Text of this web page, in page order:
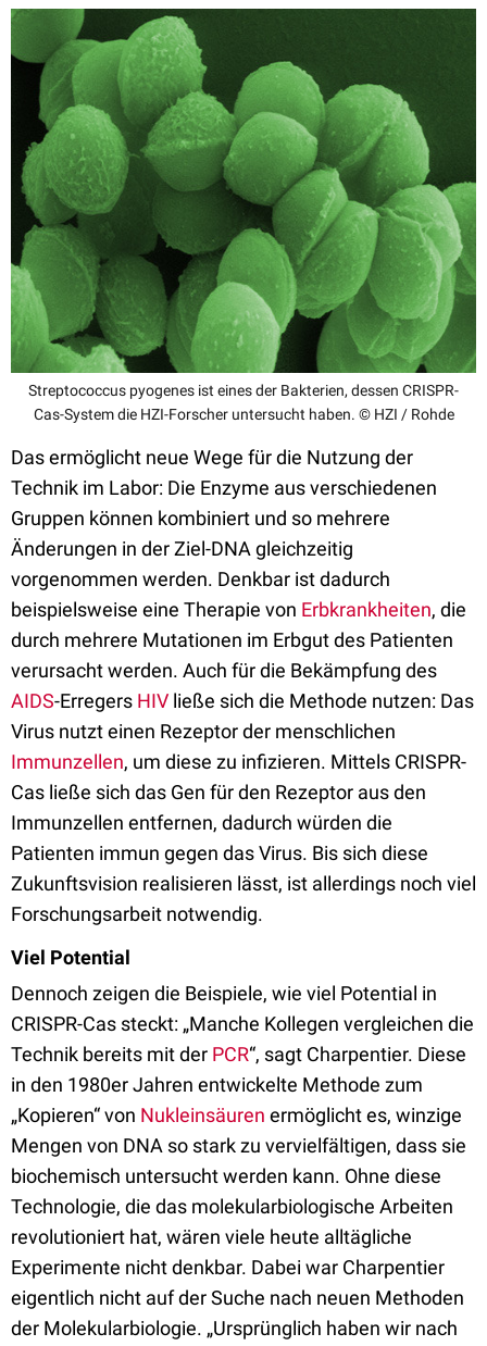
Streptococcus pyogenes ist eines der Bakterien, dessen CRISPR-
Cas-System die HZI-Forscher untersucht haben. © HZI / Rohde
Das ermöglicht neue Wege für die Nutzung der
Technik im Labor: Die Enzyme aus verschiedenen
Gruppen können kombiniert und so mehrere
Änderungen in der Ziel-DNA gleichzeitig
vorgenommen werden. Denkbar ist dadurch
beispielsweise eine Therapie von Erbkrankheiten, die
durch mehrere Mutationen im Erbgut des Patienten
verursacht werden. Auch für die Bekämpfung des
AIDS-Erregers HIV ließe sich die Methode nutzen: Das
Virus nutzt einen Rezeptor der menschlichen
Immunzellen, um diese zu infizieren. Mittels CRISPR-
Cas ließe sich das Gen für den Rezeptor aus den
Immunzellen entfernen, dadurch würden die
Patienten immun gegen das Virus. Bis sich diese
Zukunftsvision realisieren lässt, ist allerdings noch viel
Forschungsarbeit notwendig.
Viel Potential
Dennoch zeigen die Beispiele, wie viel Potential in
CRISPR-Cas steckt: „Manche Kollegen vergleichen die
Technik bereits mit der PCR“, sagt Charpentier. Diese
in den 1980er Jahren entwickelte Methode zum
„Kopieren“ von Nukleinsäuren ermöglicht es, winzige
Mengen von DNA so stark zu vervielfältigen, dass sie
biochemisch untersucht werden kann. Ohne diese
Technologie, die das molekularbiologische Arbeiten
revolutioniert hat, wären viele heute alltägliche
Experimente nicht denkbar. Dabei war Charpentier
eigentlich nicht auf der Suche nach neuen Methoden
der Molekularbiologie. „Ursprünglich haben wir nach